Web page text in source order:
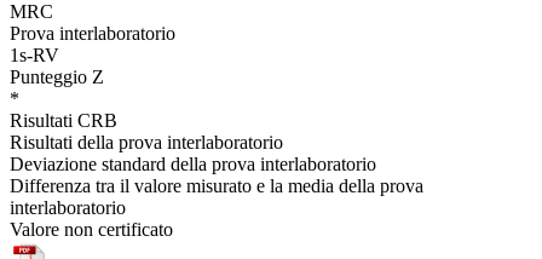
MRC
Prova interlaboratorio
1s-RV
Punteggio Z
*
Risultati CRB
Risultati della prova interlaboratorio
Deviazione standard della prova interlaboratorio
Differenza tra il valore misurato e la media della prova
interlaboratorio
Valore non certificato